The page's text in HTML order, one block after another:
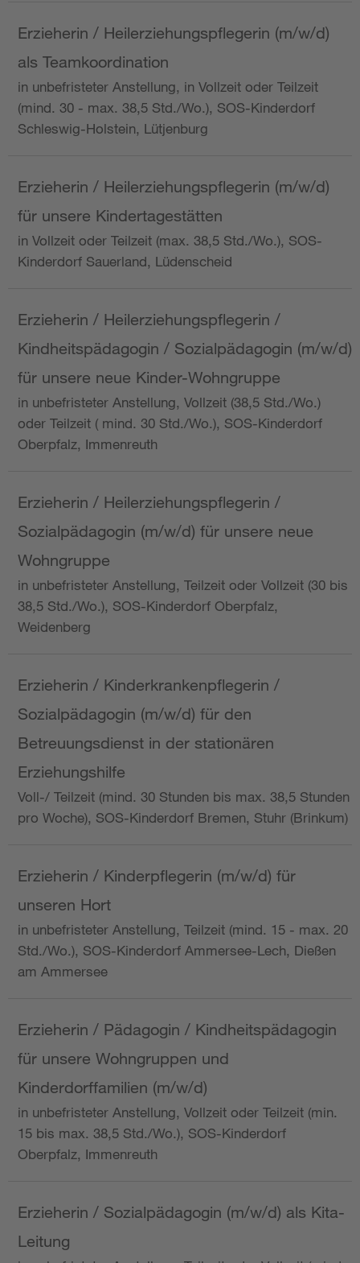
Erzieherin / Heilerziehungspflegerin (m/w/d)
als Teamkoordination
in unbefristeter Anstellung, in Vollzeit oder Teilzeit
(mind. 30 - max. 38,5 Std./Wo.), SOS-Kinderdorf
Schleswig-Holstein, Lütjenburg
Erzieherin / Heilerziehungspflegerin (m/w/d)
für unsere Kindertagestätten
in Vollzeit oder Teilzeit (max. 38,5 Std./Wo.), SOS-
Kinderdorf Sauerland, Lüdenscheid
Erzieherin / Heilerziehungspflegerin /
Kindheitspädagogin / Sozialpädagogin (m/w/d)
für unsere neue Kinder-Wohngruppe
in unbefristeter Anstellung, Vollzeit (38,5 Std./Wo.)
oder Teilzeit ( mind. 30 Std./Wo.), SOS-Kinderdorf
Oberpfalz, Immenreuth
Erzieherin / Heilerziehungspflegerin /
Sozialpädagogin (m/w/d) für unsere neue
Wohngruppe
in unbefristeter Anstellung, Teilzeit oder Vollzeit (30 bis
38,5 Std./Wo.), SOS-Kinderdorf Oberpfalz,
Weidenberg
Erzieherin / Kinderkrankenpflegerin /
Sozialpädagogin (m/w/d) für den
Betreuungsdienst in der stationären
Erziehungshilfe
Voll-/ Teilzeit (mind. 30 Stunden bis max. 38,5 Stunden
pro Woche), SOS-Kinderdorf Bremen, Stuhr (Brinkum)
Erzieherin / Kinderpflegerin (m/w/d) für
unseren Hort
in unbefristeter Anstellung, Teilzeit (mind. 15 - max. 20
Std./Wo.), SOS-Kinderdorf Ammersee-Lech, Dießen
am Ammersee
Erzieherin / Pädagogin / Kindheitspädagogin
für unsere Wohngruppen und
Kinderdorffamilien (m/w/d)
in unbefristeter Anstellung, Vollzeit oder Teilzeit (min.
15 bis max. 38,5 Std./Wo.), SOS-Kinderdorf
Oberpfalz, Immenreuth
Erzieherin / Sozialpädagogin (m/w/d) als Kita-
Leitung